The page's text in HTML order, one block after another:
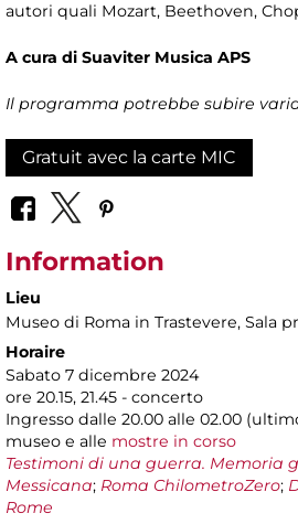
autori quali Mozart, Beethoven,
A cura di Suaviter Musica APS
Il programma potrebbe subire
Gratuit avec la carte MIC
Information
Lieu
Museo di Roma in Trastevere, Sala
Horaire
Sabato 7 dicembre 2024
ore 20.15, 21.45 - concerto
Ingresso dalle 20.00 alle 02.00
museo e alle mostre in corso
Testimoni di una guerra. Memoria
Messicana; Roma ChilometroZero;
Rome